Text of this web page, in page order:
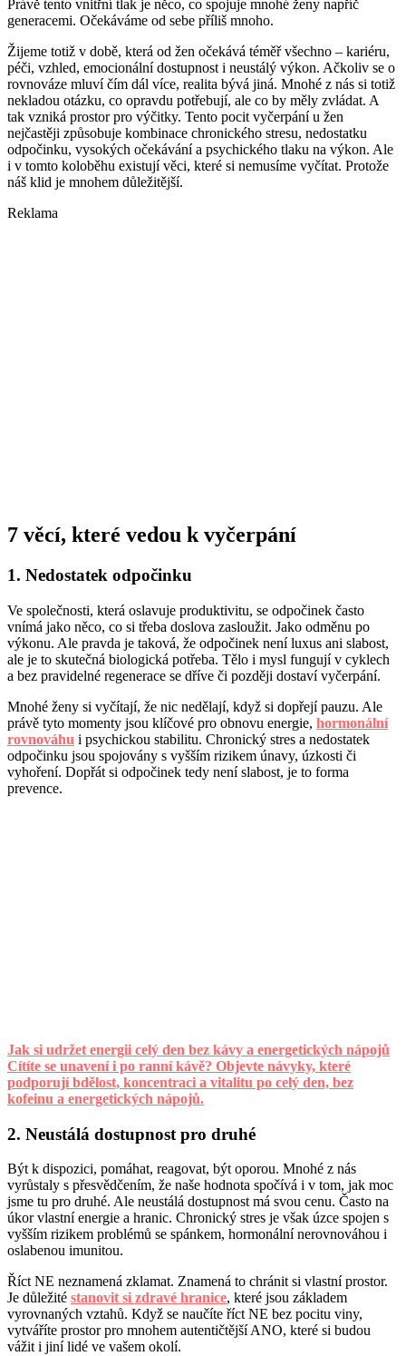
Právě tento vnitřní tlak je něco, co spojuje mnohé ženy napříč
generacemi. Očekáváme od sebe příliš mnoho.
Žijeme totiž v době, která od žen očekává téměř všechno – kariéru,
péči, vzhled, emocionální dostupnost i neustálý výkon. Ačkoliv se o
rovnováze mluví čím dál více, realita bývá jiná. Mnohé z nás si totiž
nekladou otázku, co opravdu potřebují, ale co by měly zvládat. A
tak vzniká prostor pro výčitky. Tento pocit vyčerpání u žen
nejčastěji způsobuje kombinace chronického stresu, nedostatku
odpočinku, vysokých očekávání a psychického tlaku na výkon. Ale
i v tomto koloběhu existují věci, které si nemusíme vyčítat. Protože
náš klid je mnohem důležitější.
Reklama
7 věcí, které vedou k vyčerpání
1. Nedostatek odpočinku
Ve společnosti, která oslavuje produktivitu, se odpočinek často
vnímá jako něco, co si třeba doslova zasloužit. Jako odměnu po
výkonu. Ale pravda je taková, že odpočinek není luxus ani slabost,
ale je to skutečná biologická potřeba. Tělo i mysl fungují v cyklech
a bez pravidelné regenerace se dříve či později dostaví vyčerpání.
Mnohé ženy si vyčítají, že nic nedělají, když si dopřejí pauzu. Ale
právě tyto momenty jsou klíčové pro obnovu energie, hormonální
rovnováhu i psychickou stabilitu. Chronický stres a nedostatek
odpočinku jsou spojovány s vyšším rizikem únavy, úzkosti či
vyhoření. Dopřát si odpočinek tedy není slabost, je to forma
prevence.
Jak si udržet energii celý den bez kávy a energetických nápojů
Cítíte se unavení i po ranní kávě? Objevte návyky, které
podporují bdělost, koncentraci a vitalitu po celý den, bez
kofeinu a energetických nápojů.
2. Neustálá dostupnost pro druhé
Být k dispozici, pomáhat, reagovat, být oporou. Mnohé z nás
vyrůstaly s přesvědčením, že naše hodnota spočívá i v tom, jak moc
jsme tu pro druhé. Ale neustálá dostupnost má svou cenu. Často na
úkor vlastní energie a hranic. Chronický stres je však úzce spojen s
vyšším rizikem problémů se spánkem, hormonální nerovnováhou i
oslabenou imunitou.
Říct NE neznamená zklamat. Znamená to chránit si vlastní prostor.
Je důležité stanovit si zdravé hranice, které jsou základem
vyrovnaných vztahů. Když se naučíte říct NE bez pocitu viny,
vytváříte prostor pro mnohem autentičtější ANO, které si budou
vážit i jiní lidé ve vašem okolí.